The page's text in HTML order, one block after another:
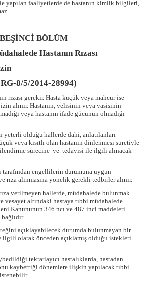
yapılan faaliyetlerde de hastanın kimlik bilgileri,
BEŞİNCİ BÖLÜM
Hastanın Rızası
8/5/2014-28994)
rızası gerekir. Hasta küçük veya mahcur ise
alınır. Hastanın, velisinin veya vasisinin
veya hastanın ifade gücünün olmadığı
yeterli olduğu hallerde dahi, anlatılanları
veya kısıtlı olan hastanın dinlenmesi suretiyle
sürecine ve tedavisi ile ilgili alınacak
tarafından engellilerin durumuna uygun
rıza alınmasına yönelik gerekli tedbirler alınır.
verilmeyen hallerde, müdahalede bulunmak
vesayet altındaki hastaya tıbbi müdahalede
Kanununun 346 ncı ve 487 inci maddeleri
açıklayabilecek durumda bulunmayan bir
ilgili olarak önceden açıklamış olduğu istekleri
tekrarlayıcı hastalıklarda, hastadan
kaybettiği dönemlere ilişkin yapılacak tıbbi